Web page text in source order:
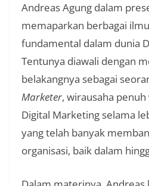
Andreas Agung dalam
memaparkan berbagai
fundamental dalam dunia
Tentunya diawali dengan
belakangnya sebagai
Marketer, wirausaha
Digital Marketing selama
yang telah banyak
organisasi, baik dalam